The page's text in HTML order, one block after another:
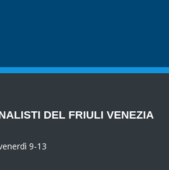
DEL FRIULI VENEZIA
9-13